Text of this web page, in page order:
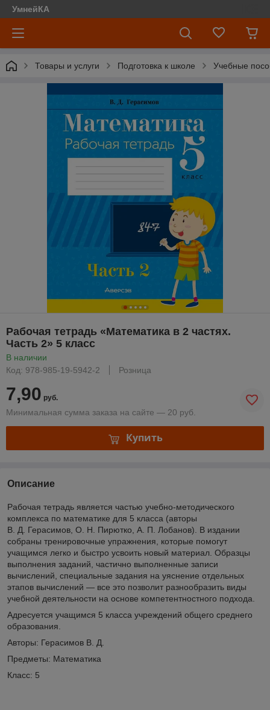
УмнейКА
Товары и услуги Подготовка к школе Учебные
Рабочая тетрадь «Математика в 2 частях.
Часть 2» 5 класс
В наличии
Код: 978-985-19-5942-2
Розница
7,90 руб.
Минимальная сумма заказа на сайте — 20 руб.
Купить
Описание
Рабочая тетрадь является частью учебно-методического
комплекса по математике для 5 класса (авторы
В. Д. Герасимов, О. Н. Пирютко, А. П. Лобанов). В издании
собраны тренировочные упражнения, которые помогут
учащимся легко и быстро усвоить новый материал. Образцы
выполнения заданий, частично выполненные записи
вычислений, специальные задания на уяснение отдельных
этапов вычислений — все это позволит разнообразить виды
учебной деятельности на основе компетентностного подхода.
Адресуется учащимся 5 класса учреждений общего среднего
образования.
Авторы: Герасимов В. Д.
Предметы: Математика
Класс: 5